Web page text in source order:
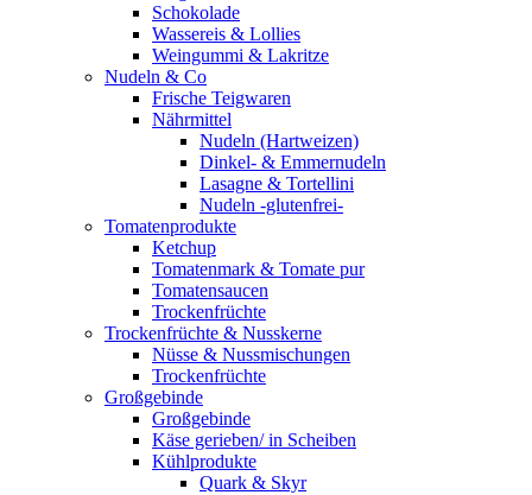
Schokolade
Wassereis & Lollies
Weingummi & Lakritze
Nudeln & Co
Frische Teigwaren
Nährmittel
Nudeln (Hartweizen)
Dinkel- & Emmernudeln
Lasagne & Tortellini
Nudeln -glutenfrei-
Tomatenprodukte
Ketchup
Tomatenmark & Tomate pur
Tomatensaucen
Trockenfrüchte
Trockenfrüchte & Nusskerne
Nüsse & Nussmischungen
Trockenfrüchte
Großgebinde
Großgebinde
Käse gerieben/ in Scheiben
Kühlprodukte
Quark & Skyr